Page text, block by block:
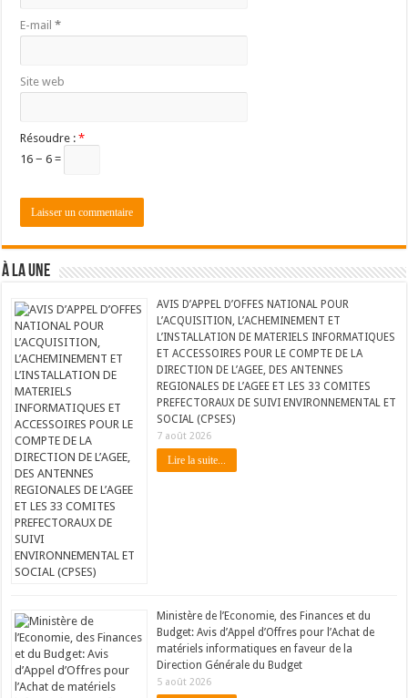
E-mail*
Site web
Résoudre :*
16 − 6 =
À LA UNE
AVIS D’APPEL D’OFFES NATIONAL POUR
L’ACQUISITION, L’ACHEMINEMENT ET
L’INSTALLATION DE MATERIELS INFORMATIQUES
ET ACCESSOIRES POUR LE COMPTE DE LA
DIRECTION DE L’AGEE, DES ANTENNES
REGIONALES DE L’AGEE ET LES 33 COMITES
PREFECTORAUX DE SUIVI ENVIRONNEMENTAL ET
SOCIAL (CPSES)
7 août 2026
Lire la suite...
Ministère de l’Economie, des Finances et du
Budget: Avis d’Appel d’Offres pour l’Achat de
matériels informatiques en faveur de la
Direction Générale du Budget
5 août 2026